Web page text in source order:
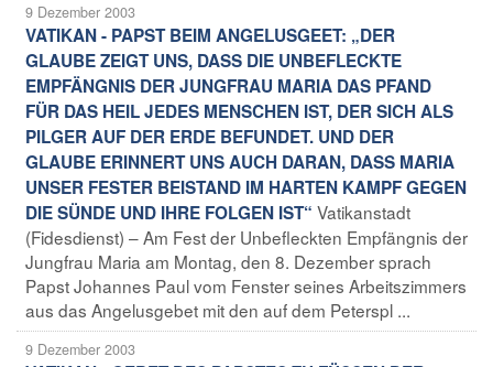
9 Dezember 2003
VATIKAN - PAPST BEIM ANGELUSGEET: „DER
GLAUBE ZEIGT UNS, DASS DIE UNBEFLECKTE
EMPFÄNGNIS DER JUNGFRAU MARIA DAS PFAND
FÜR DAS HEIL JEDES MENSCHEN IST, DER SICH ALS
PILGER AUF DER ERDE BEFUNDET. UND DER
GLAUBE ERINNERT UNS AUCH DARAN, DASS MARIA
UNSER FESTER BEISTAND IM HARTEN KAMPF GEGEN
DIE SÜNDE UND IHRE FOLGEN IST“ Vatikanstadt
(Fidesdienst) – Am Fest der Unbefleckten Empfängnis der
Jungfrau Maria am Montag, den 8. Dezember sprach
Papst Johannes Paul vom Fenster seines Arbeitszimmers
aus das Angelusgebet mit den auf dem Peterspl ...
9 Dezember 2003